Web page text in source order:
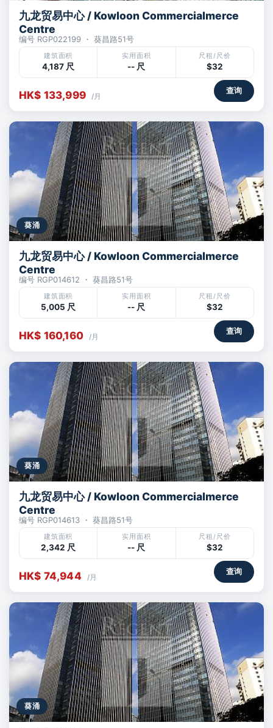
九龙贸易中心 / Kowloon Commercialmerce
Centre
编号 RGP022199 ・ 葵昌路51号
建筑面积
4,187 尺
实用面积
-- 尺
尺租/尺价
$32
HK$ 133,999 /月
查询
葵涌
九龙贸易中心 / Kowloon Commercialmerce
Centre
编号 RGP014612 ・ 葵昌路51号
建筑面积
5,005 尺
实用面积
-- 尺
尺租/尺价
$32
HK$ 160,160 /月
查询
葵涌
九龙贸易中心 / Kowloon Commercialmerce
Centre
编号 RGP014613 ・ 葵昌路51号
建筑面积
2,342 尺
实用面积
-- 尺
尺租/尺价
$32
HK$ 74,944 /月
查询
葵涌